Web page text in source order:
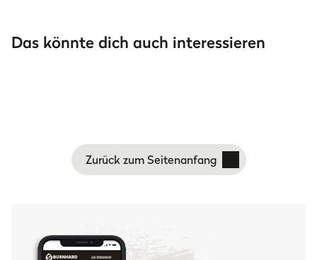
Das könnte dich auch interessieren
Pizza-Rezepte: Die
besten Ideen für Teig,
Pizzateig-Rezepte:
Teig zum Pizza
Zurück zum Seitenanfang